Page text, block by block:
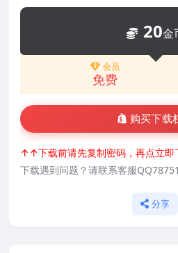
20金
会员
免费
购买下载
↑↑下载前请先复制密码，再点立
下载遇到问题？请联系客服
分享